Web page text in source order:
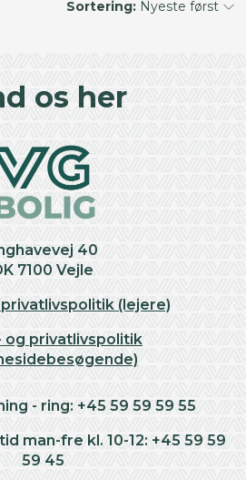
Sortering: Nyeste først
os her
40
7100 Vejle
(lejere)
og privatlivspolitik
- ring: +45 59 59 59 55
man-fre kl. 10-12: +45 59 59
59 45